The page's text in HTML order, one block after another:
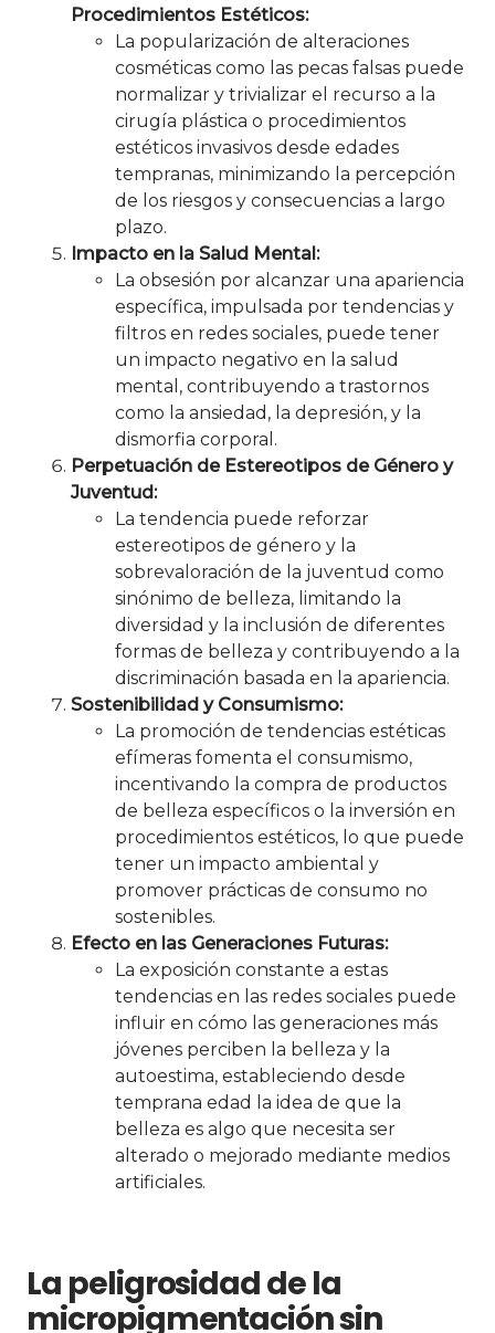
Procedimientos Estéticos:
La popularización de alteraciones
cosméticas como las pecas falsas puede
normalizar y trivializar el recurso a la
cirugía plástica o procedimientos
estéticos invasivos desde edades
tempranas, minimizando la percepción
de los riesgos y consecuencias a largo
plazo.
Impacto en la Salud Mental:
La obsesión por alcanzar una apariencia
específica, impulsada por tendencias y
filtros en redes sociales, puede tener
un impacto negativo en la salud
mental, contribuyendo a trastornos
como la ansiedad, la depresión, y la
dismorfia corporal.
Perpetuación de Estereotipos de Género y
Juventud:
La tendencia puede reforzar
estereotipos de género y la
sobrevaloración de la juventud como
sinónimo de belleza, limitando la
diversidad y la inclusión de diferentes
formas de belleza y contribuyendo a la
discriminación basada en la apariencia.
Sostenibilidad y Consumismo:
La promoción de tendencias estéticas
efímeras fomenta el consumismo,
incentivando la compra de productos
de belleza específicos o la inversión en
procedimientos estéticos, lo que puede
tener un impacto ambiental y
promover prácticas de consumo no
sostenibles.
Efecto en las Generaciones Futuras:
La exposición constante a estas
tendencias en las redes sociales puede
influir en cómo las generaciones más
jóvenes perciben la belleza y la
autoestima, estableciendo desde
temprana edad la idea de que la
belleza es algo que necesita ser
alterado o mejorado mediante medios
artificiales.
La peligrosidad de la
micropigmentación sin